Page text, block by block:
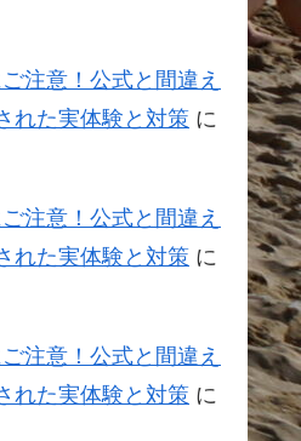
注意！公式と間違え
れた実体験と対策 に
注意！公式と間違え
れた実体験と対策 に
注意！公式と間違え
れた実体験と対策 に